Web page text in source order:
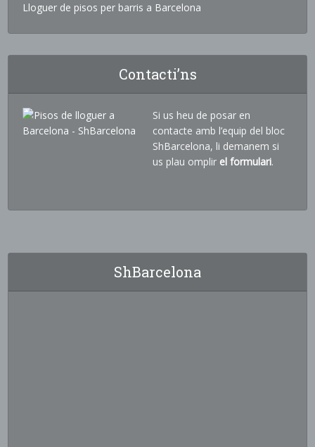
Lloguer de pisos per barris a Barcelona
Contacti’ns
Si us heu de posar en
contacte amb l’equip del bloc
ShBarcelona, li demanem si
us plau omplir el formulari.
ShBarcelona